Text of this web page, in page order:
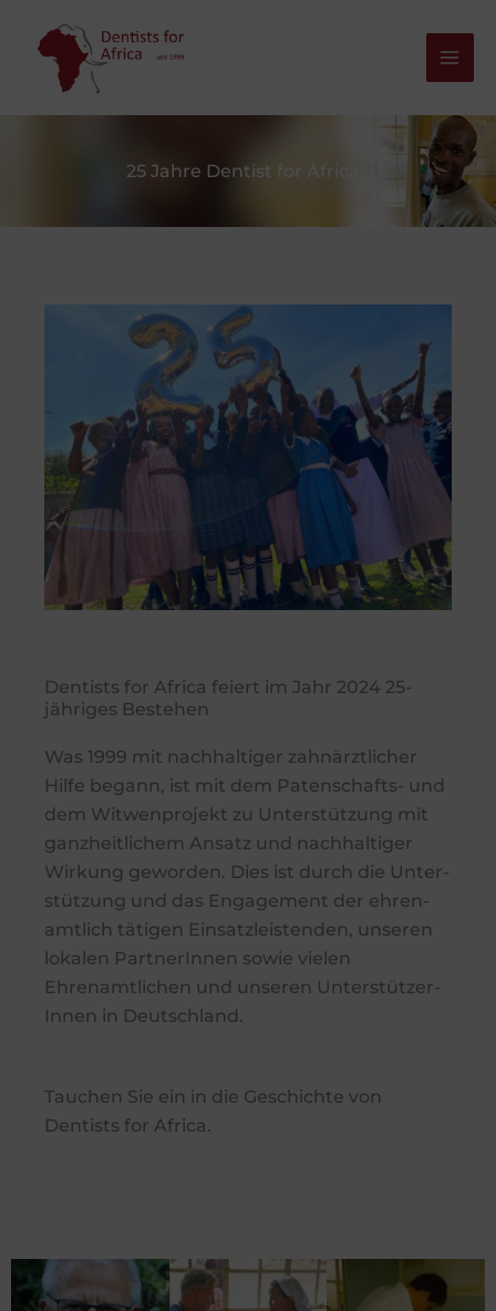
Inhalt
springen
25 Jahre Dentist for Africa
Dentists for Africa feiert im Jahr 2024 25-
jähriges Bestehen
Was 1999 mit nachhaltiger zahnärztlicher
Hilfe begann, ist mit dem Patenschafts- und
dem Witwenprojekt zu Unterstützung mit
ganzheitlichem Ansatz und nachhaltiger
Wirkung geworden. Dies ist durch die Unter­
stützung und das Engage­ment der ehren­
amtlich tätigen Einsatz­leistenden, unseren
lokalen PartnerInnen sowie vielen
Ehrenamtlichen und unseren Unter­stützer­
Innen in Deutschland.
Tauchen Sie ein in die Geschichte von
Dentists for Africa.